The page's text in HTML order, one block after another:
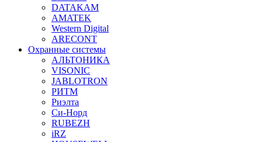
DATAKAM
AMATEK
Western Digital
ARECONT
Охранные системы
АЛЬТОНИКА
VISONIC
JABLOTRON
РИТМ
Риэлта
Си-Норд
RUBEZH
iRZ